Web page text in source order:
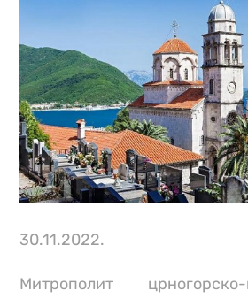
30.11.2022.
Митрополит